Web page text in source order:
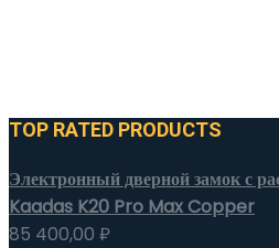
TOP RATED PRODUCTS
Электронный дверной замок с
Kaadas K20 Pro Max Copper
85 400,00 ₽